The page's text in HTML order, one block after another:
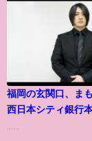
福岡の玄関口、ま
西日本シティ銀行